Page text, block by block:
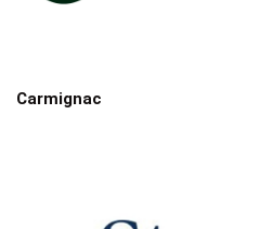
Carmignac